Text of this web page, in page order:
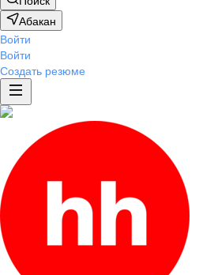
Абакан
Войти
Войти
Создать резюме